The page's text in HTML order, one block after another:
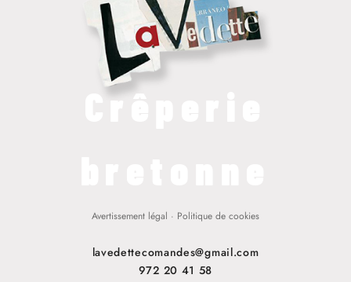
Crêperie
Avertissement légal · Politique de cookies
lavedettecomandes@gmail.com
972 20 41 58